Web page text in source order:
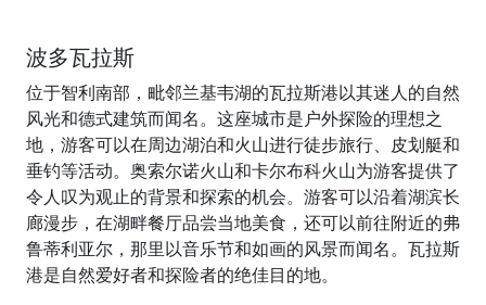
波多瓦拉斯
位于智利南部，毗邻兰基韦湖的瓦拉斯港以其迷人的自然
风光和德式建筑而闻名。这座城市是户外探险的理想之
地，游客可以在周边湖泊和火山进行徒步旅行、皮划艇和
垂钓等活动。奥索尔诺火山和卡尔布科火山为游客提供了
令人叹为观止的背景和探索的机会。游客可以沿着湖滨长
廊漫步，在湖畔餐厅品尝当地美食，还可以前往附近的弗
鲁蒂利亚尔，那里以音乐节和如画的风景而闻名。瓦拉斯
港是自然爱好者和探险者的绝佳目的地。